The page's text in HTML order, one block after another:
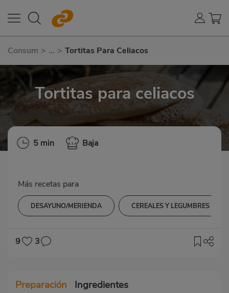
Consum > ... > Tortitas Para Celiacos
Tortitas para celiacos
5 min Baja
Más recetas para
DESAYUNO/MERIENDA CEREALES Y LEGUMBRES
9 3
Preparación Ingredientes